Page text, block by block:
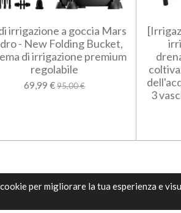
per migliorare la tua esperienza e
irrigazione a goccia Mars
- New Folding Bucket,
di irrigazione premium
regolabile
69,99 €95,00 €
3